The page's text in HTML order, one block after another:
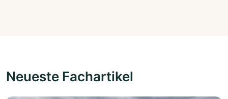
Neueste Fachartikel